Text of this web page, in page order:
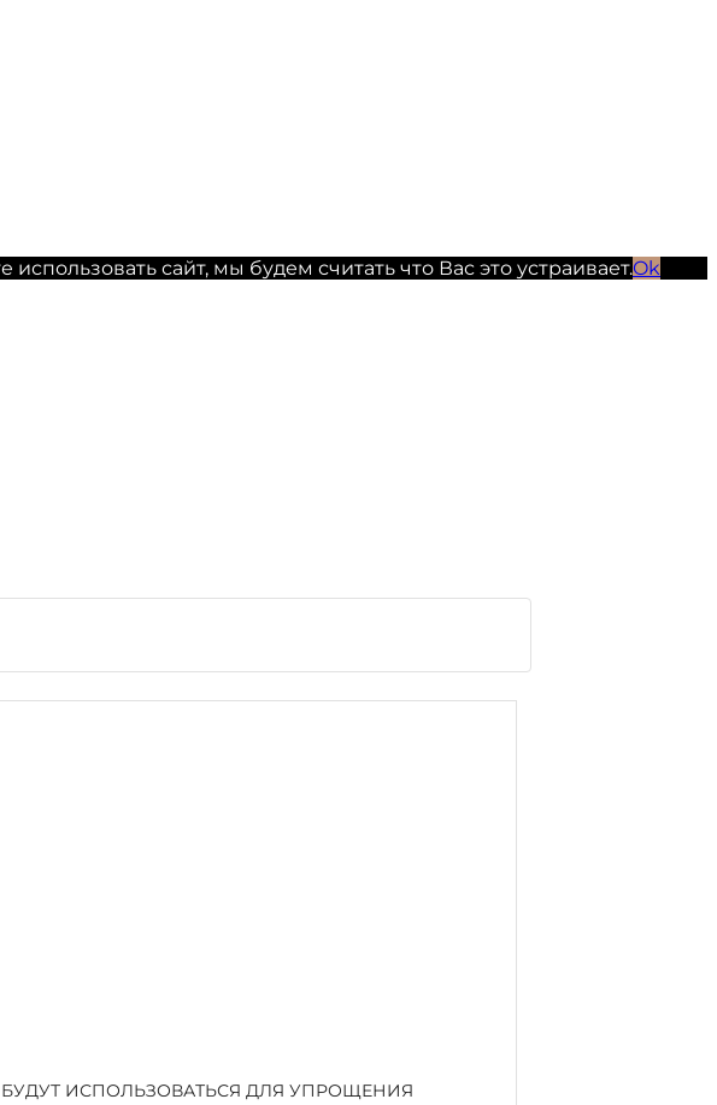
сайт, мы будем считать что Вас это устраивает.Ok
ИСПОЛЬЗОВАТЬСЯ ДЛЯ УПРОЩЕНИЯ